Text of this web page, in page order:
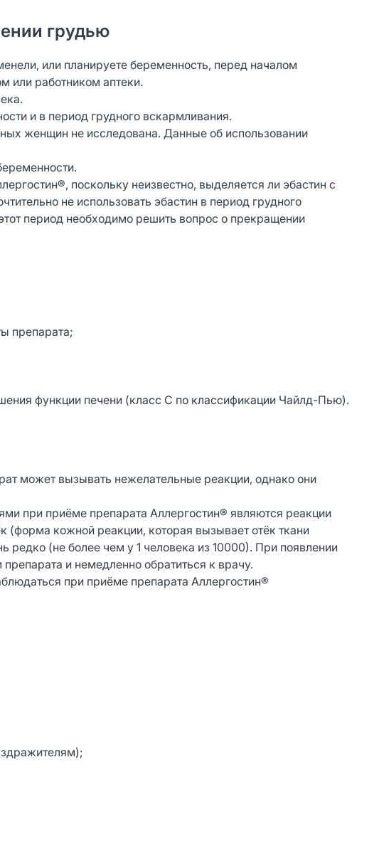
грудью
или планируете беременность, перед началом
или работником аптеки.
и в период грудного вскармливания.
женщин не исследована. Данные об использовании
поскольку неизвестно, выделяется ли эбастин с
не использовать эбастин в период грудного
период необходимо решить вопрос о прекращении
препарата;
функции печени (класс С по классификации Чайлд-Пью).
может вызывать нежелательные реакции, однако они
при приёме препарата Аллергостин® являются реакции
(форма кожной реакции, которая вызывает отёк ткани
редко (не более чем у 1 человека из 10000). При появлении
и немедленно обратиться к врачу.
при приёме препарата Аллергостин®